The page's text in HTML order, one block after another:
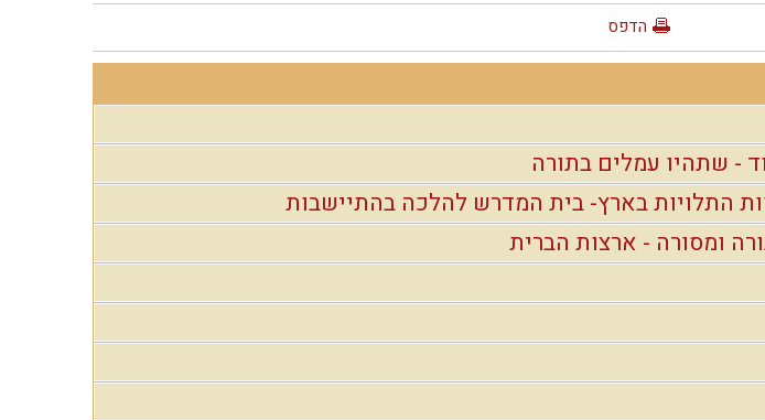
הדפס
- שתהיו עמלים בתורה
התלויות בארץ- בית המדרש להלכה בהתיישבות
ומסורה - ארצות הברית